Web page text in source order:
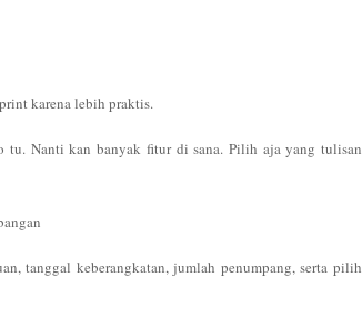
karena lebih praktis.
tu. Nanti kan banyak fitur di sana. Pilih aja yang tulisan
tanggal keberangkatan, jumlah penumpang, serta pilih